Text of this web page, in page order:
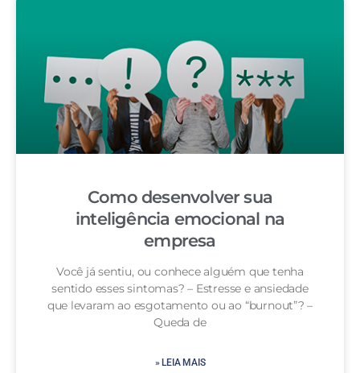
Como desenvolver sua
inteligência emocional na
empresa
Você já sentiu, ou conhece alguém que tenha
sentido esses sintomas? – Estresse e ansiedade
que levaram ao esgotamento ou ao “burnout”? –
Queda de
» LEIA MAIS